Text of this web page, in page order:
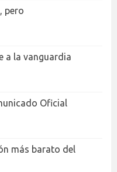
pero
a la vanguardia
Oficial
más barato del